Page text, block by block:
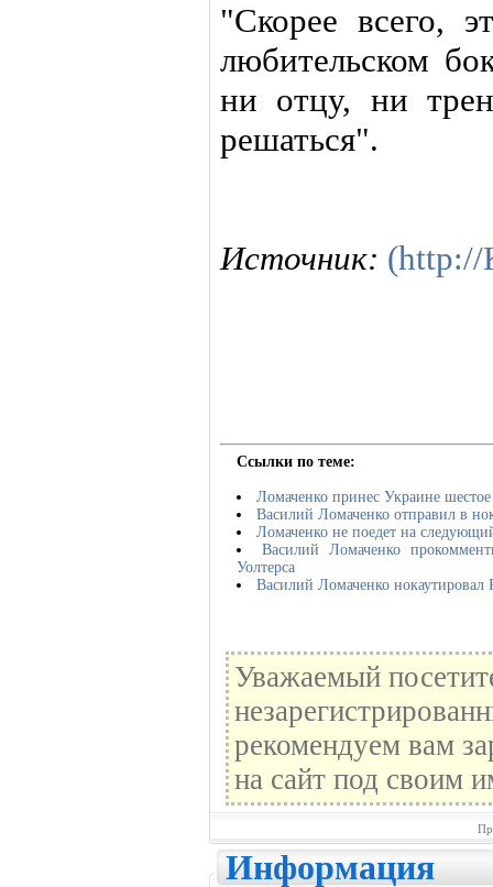
"Скорее всего,
любительском
ни отцу, ни
решаться".
Источник: (http://
Ссылки по теме:
Ломаченко принес Украине шестое
Василий Ломаченко отправил в
Ломаченко не поедет на
Василий Ломаченко
Уолтерса
Василий Ломаченко нокаутировал
Уважаемый
рекомендуем вам
на сайт под своим
Информация